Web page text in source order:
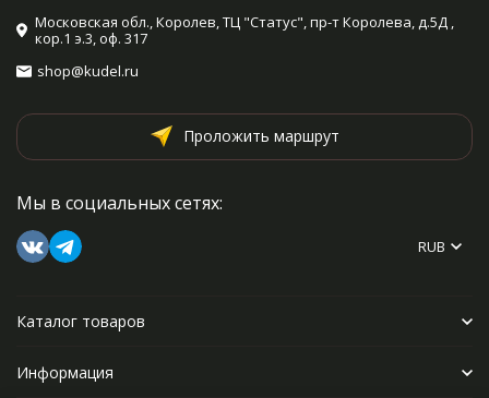
Московская обл., Королев, ТЦ "Статус", пр-т Королева, д.5Д ,
кор.1 э.3, оф. 317
shop@kudel.ru
Проложить маршрут
Мы в социальных сетях:
RUB
Каталог товаров
Информация